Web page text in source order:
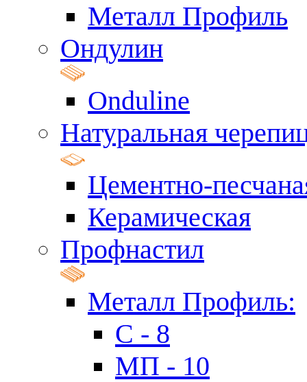
Металл Профиль
Ондулин
Onduline
Натуральная
Цементно-
Керамическая
Профнастил
Металл Профиль:
C - 8
МП - 10